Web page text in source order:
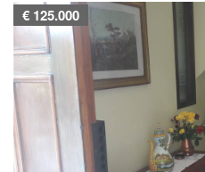
€ 125.000